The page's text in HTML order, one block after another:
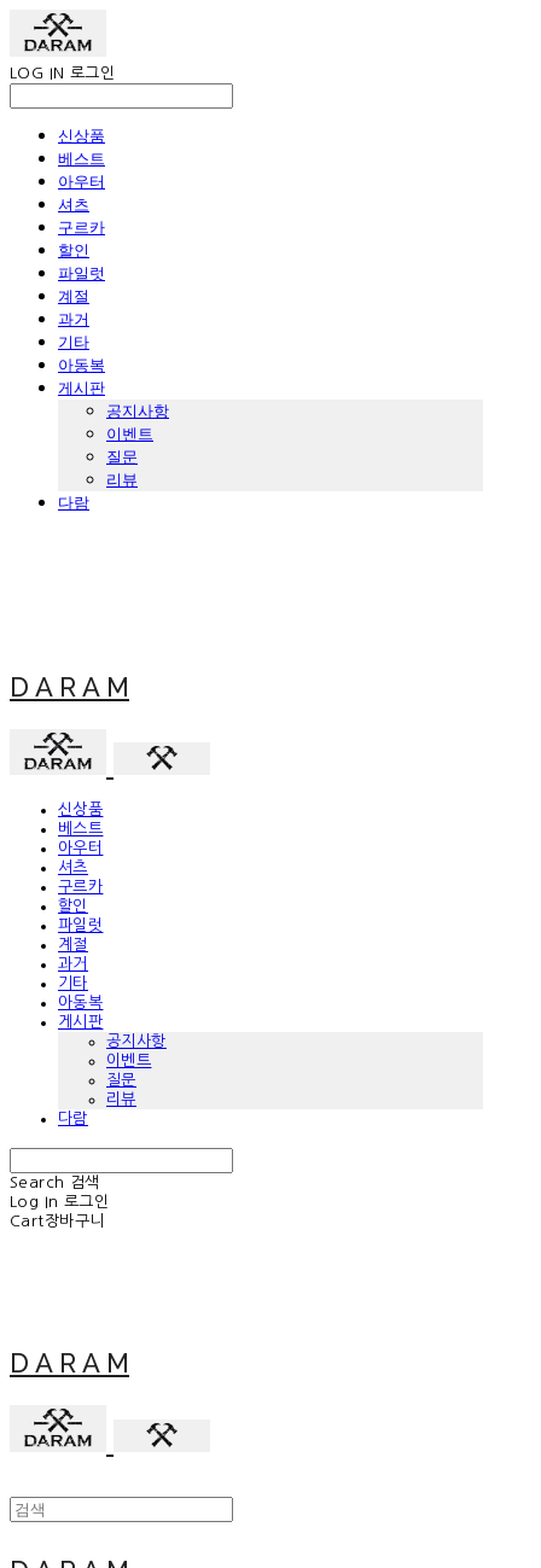
LOG IN 로그인
신상품
베스트
아우터
셔츠
구르카
할인
파일럿
계절
과거
기타
아동복
게시판
공지사항
이벤트
질문
리뷰
다람
D A R A M
신상품
베스트
아우터
셔츠
구르카
할인
파일럿
계절
과거
기타
아동복
게시판
공지사항
이벤트
질문
리뷰
다람
Search
검색
Log In 로그인
Cart장바구니
D A R A M